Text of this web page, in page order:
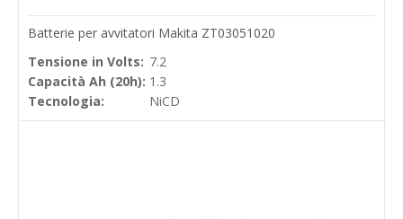
Batterie per avvitatori Makita ZT03051020
Tensione in Volts: 7.2
Capacità Ah (20h): 1.3
Tecnologia:
NiCD